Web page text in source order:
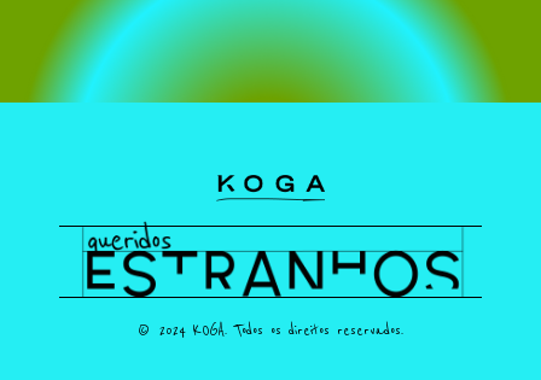
© 2024 KOGA. Todos os direitos reservados.